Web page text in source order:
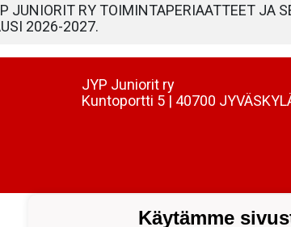
JUNIORIT RY TOIMINTAPERIAATTEET JA
2026-2027.
JYP Juniorit ry
Kuntoportti 5 | 40700
Käytämme